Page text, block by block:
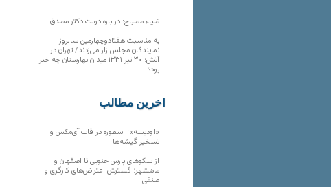
ضیاء مصباح: در باره دولت دکتر مصدق
به مناسبت هفتادوچهارمین سالروز:
نمایندگان مجلس زار می‌زدند/ تهران در
آتش؛ ۳۰ تیر ۱۳۳۱ میدان بهارستان چه خبر
بود؟
آخرین مطالب
«اودیسه»؛ اسطوره در قاب آی‌مکس و
تسخیر گیشه‌ها
از سکوهای پارس جنوبی تا اصفهان و
ماهشهر؛ گسترش اعتراض‌های کارگری و
صنفی